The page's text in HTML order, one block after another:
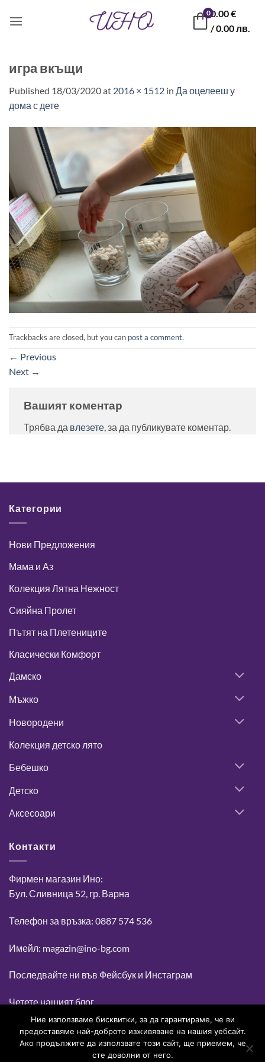
00.00€
/ 0.00 лв.
игра вкъщи
Published 18/03/2020at 2016 × 1512 in Да оцелееш у
дома с дете
Trackbacks are closed, but you can post a comment.
← Previous
Next →
Вашият коментар
Трябва да влезете, за да публикувате коментар.
Категории
Нови Предложения
Мама и Аз
Колекция Лятна Нежност
Сияйна Пролет
Пътят на Плетениците
Класически Комфорт
Дамско
Мъжко
Новородени
Колекция детско лято
Бебешко
Детско
Аксесоари
Контакти
Фирмен магазин Ино:
Бул. Сливница 52, гр. Варна
Телефон за връзка: 0887 574 536
Имейл: magazin@ino-bg.com
Последвайте ни във Фейсбук и Инстаграм
Четете нашият блог
0
Ние използваме бисквитки, за да гарантираме, че ви
предоставяме най-доброто изживяване на нашия уебсайт.
Ако продължите да използвате този сайт, ще приемем, че
сте доволни от него.